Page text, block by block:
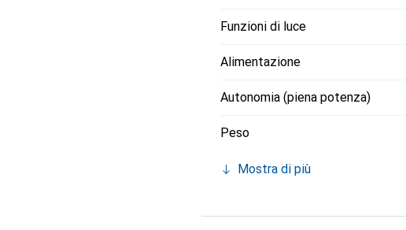
Funzioni di luce
Alimentazione
Autonomia (piena potenza)
Peso
Mostra di più